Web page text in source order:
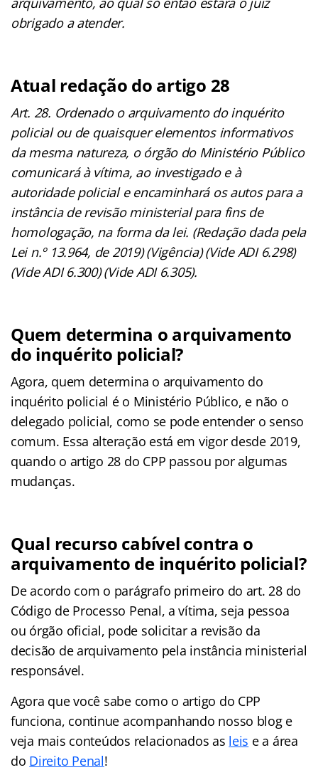
obrigado a atender.
Atual redação do artigo 28
Art. 28. Ordenado o arquivamento do inquérito
policial ou de quaisquer elementos informativos
da mesma natureza, o órgão do Ministério Público
comunicará à vítima, ao investigado e à
autoridade policial e encaminhará os autos para a
instância de revisão ministerial para fins de
homologação, na forma da lei. (Redação dada pela
Lei n.º 13.964, de 2019) (Vigência) (Vide ADI 6.298)
(Vide ADI 6.300) (Vide ADI 6.305).
Quem determina o arquivamento
do inquérito policial?
Agora, quem determina o arquivamento do
inquérito policial é o Ministério Público, e não o
delegado policial, como se pode entender o senso
comum. Essa alteração está em vigor desde 2019,
quando o artigo 28 do CPP passou por algumas
mudanças.
Qual recurso cabível contra o
arquivamento de inquérito policial?
De acordo com o parágrafo primeiro do art. 28 do
Código de Processo Penal, a vítima, seja pessoa
ou órgão oficial, pode solicitar a revisão da
decisão de arquivamento pela instância ministerial
responsável.
Agora que você sabe como o artigo do CPP
funciona, continue acompanhando nosso blog e
veja mais conteúdos relacionados as leis e a área
do Direito Penal!